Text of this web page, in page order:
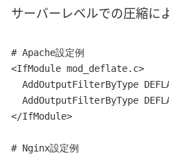
サーバーレベルでの圧縮に
# Apache設定例
<IfModule mod_deflate.c>
AddOutputFilterByType
AddOutputFilterByType
</IfModule>
# Nginx設定例